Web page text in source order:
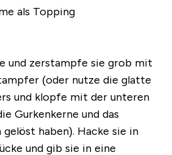
als Topping
und zerstampfe sie grob mit
(oder nutze die glatte
und klopfe mit der unteren
Gurkenkerne und das
haben). Hacke sie in
und gib sie in eine